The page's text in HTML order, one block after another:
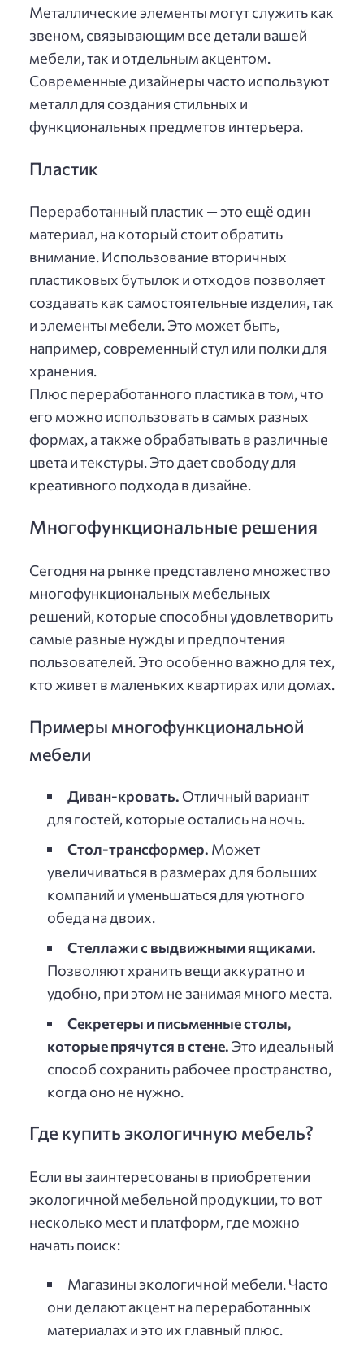
Металлические элементы могут служить как
звеном, связывающим все детали вашей
мебели, так и отдельным акцентом.
Современные дизайнеры часто используют
металл для создания стильных и
функциональных предметов интерьера.
Пластик
Переработанный пластик — это ещё один
материал, на который стоит обратить
внимание. Использование вторичных
пластиковых бутылок и отходов позволяет
создавать как самостоятельные изделия, так
и элементы мебели. Это может быть,
например, современный стул или полки для
хранения.
Плюс переработанного пластика в том, что
его можно использовать в самых разных
формах, а также обрабатывать в различные
цвета и текстуры. Это дает свободу для
креативного подхода в дизайне.
Многофункциональные решения
Сегодня на рынке представлено множество
многофункциональных мебельных
решений, которые способны удовлетворить
самые разные нужды и предпочтения
пользователей. Это особенно важно для тех,
кто живет в маленьких квартирах или домах.
Примеры многофункциональной
мебели
Диван-кровать. Отличный вариант
для гостей, которые остались на ночь.
Стол-трансформер. Может
увеличиваться в размерах для больших
компаний и уменьшаться для уютного
обеда на двоих.
Стеллажи с выдвижными ящиками.
Позволяют хранить вещи аккуратно и
удобно, при этом не занимая много места.
Секретеры и письменные столы,
которые прячутся в стене. Это идеальный
способ сохранить рабочее пространство,
когда оно не нужно.
Где купить экологичную мебель?
Если вы заинтересованы в приобретении
экологичной мебельной продукции, то вот
несколько мест и платформ, где можно
начать поиск:
Магазины экологичной мебели. Часто
они делают акцент на переработанных
материалах и это их главный плюс.